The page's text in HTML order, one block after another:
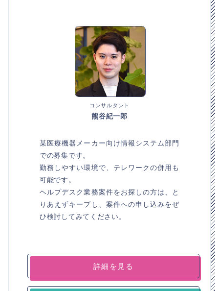
コンサルタント
熊谷紀一郎
某医療機器メーカー向け情報システム部門
での募集です。
勤務しやすい環境で、テレワークの併用も
可能です。
ヘルプデスク業務案件をお探しの方は、と
りあえずキープし、案件への申し込みをぜ
ひ検討してみてください。
詳細を見る